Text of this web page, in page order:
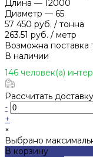
Длина — 12000
Диаметр — 65
57 450 руб. / тонна
263.51 руб. / метр
Возможна поставка
В наличии
146 человек(а)
Рассчитать доставку
-
+
×
Выбрано
В корзину